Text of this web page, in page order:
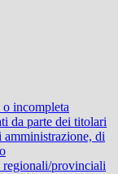
o incompleta
da parte dei titolari
di
provinciali